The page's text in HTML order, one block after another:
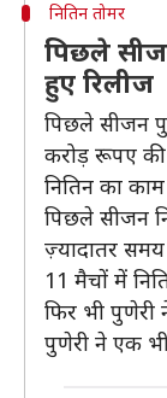
नितिन तोमर
पिछले
हुए रिलीज
पिछले सीजन
करोड़ रूपए
नितिन का काम
पिछले सीजन
ज़्यादातर
11 मैचों में
फिर भी पुणेरी
पुणेरी ने एक भी